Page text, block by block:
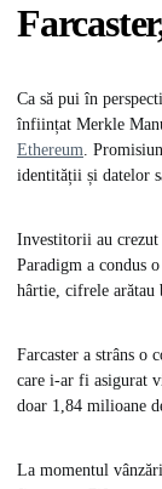
Ca să pui în
înființat Merkle
Ethereum.
identității și datelor
Investitorii au
Paradigm a condus
hârtie, cifrele
Farcaster a strâns o
care i-ar fi asigurat
doar 1,84 milioane
La momentul